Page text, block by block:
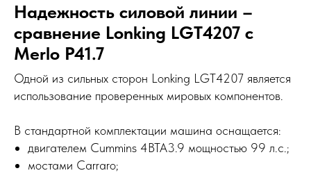
Надежность силовой линии –
сравнение Lonking LGT4207 с
Merlo P41.7
Одной из сильных сторон Lonking LGT4207 является
использование проверенных мировых компонентов.
В стандартной комплектации машина оснащается:
двигателем Cummins 4BTA3.9 мощностью 99 л.с.;
мостами Carraro;